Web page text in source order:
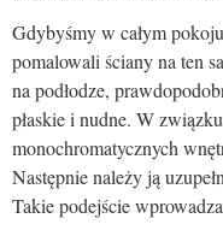
Gdybyśmy w całym
pomalowali ściany na ten
na podłodze,
płaskie i nudne. W
monochromatycznych
Następnie należy ją
Takie podejście